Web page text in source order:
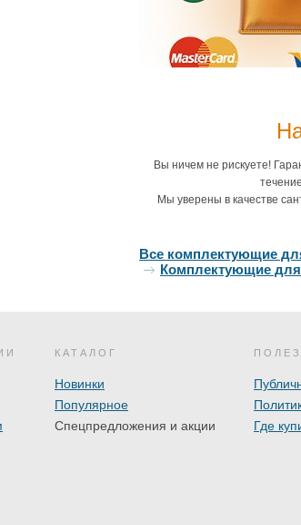
Вы ничем не рискуете!
Мы уверены в качестве
Все комплектующие
Комплектующие для
КАТАЛОГ
Новинки
Популярное
Спецпредложения и акции
Где